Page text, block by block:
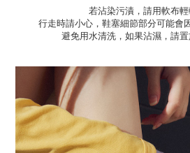
若沾染污漬，請用軟布輕
行走時請小心，鞋塞細節部分可能會
避免用水清洗，如果沾濕，請置